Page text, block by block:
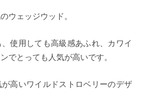
ウェッジウッド。
使用しても高級感あふれ、カワイ
でとっても人気が高いです。
高いワイルドストロベリーのデザ